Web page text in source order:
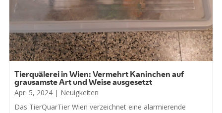
Tierquälerei in Wien: Vermehrt Kaninchen auf
grausamste Art und Weise ausgesetzt
Apr. 5, 2024| Neuigkeiten
Das TierQuarTier Wien verzeichnet eine alarmierende